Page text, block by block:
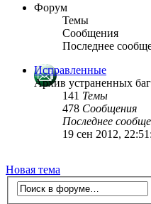
Форум
Темы
Сообщения
Последнее
Исправленные
Архив устраненных
141 Темы
478 Сообщения
Последнее
19 сен 2012,
Новая тема